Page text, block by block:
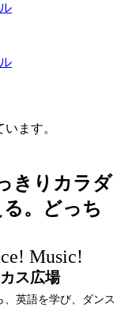
ます。
きりカラダ
。どっち
Music!
ス広場
英語を学び、ダンス